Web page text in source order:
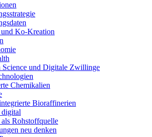
und Ko-Kreation
und Digitale Zwillinge
Chemikalien
Bioraffinerien
digital
Rohstoffquelle
neu denken